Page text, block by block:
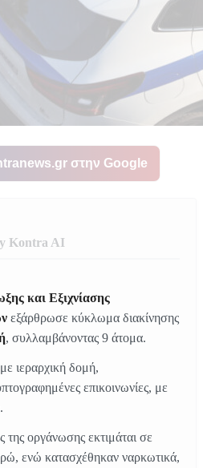
στην Google
Kontra AI
και Εξιχνίασης
εξάρθρωσε κύκλωμα διακίνησης
, συλλαμβάνοντας 9 άτομα.
ιεραρχική δομή,
επικοινωνίες, με
της οργάνωσης εκτιμάται σε
ενώ κατασχέθηκαν ναρκωτικά,